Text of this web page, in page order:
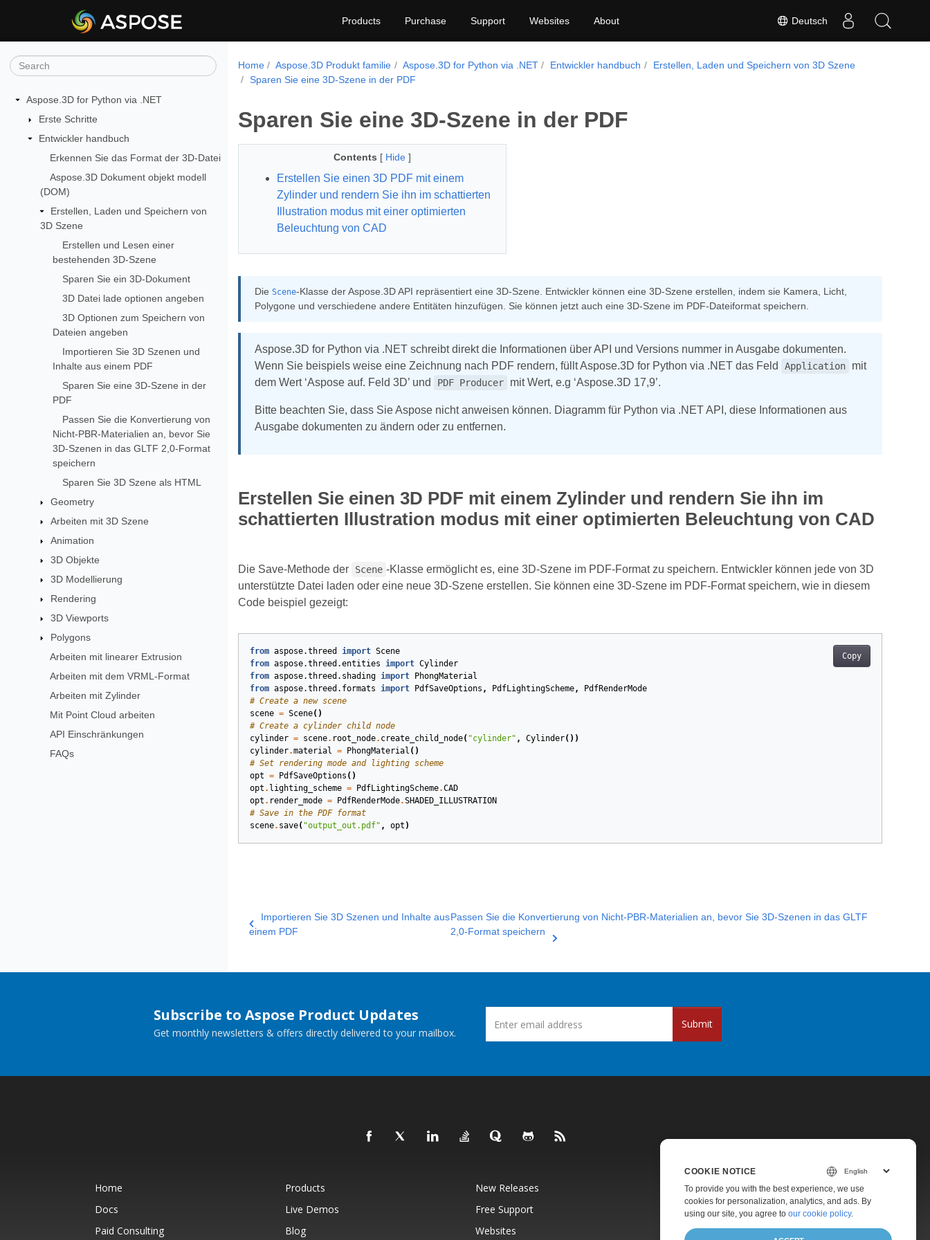
Deutsch
Products Purchase Support Websites About
Aspose.3D for Python via .NET
Erste Schritte
Entwickler handbuch
Erkennen Sie das Format der 3D-Datei
Aspose.3D Dokument objekt modell
(DOM)
Erstellen, Laden und Speichern von
3D Szene
Erstellen und Lesen einer
bestehenden 3D-Szene
Sparen Sie ein 3D-Dokument
3D Datei lade optionen angeben
3D Optionen zum Speichern von
Dateien angeben
Importieren Sie 3D Szenen und
Inhalte aus einem PDF
Sparen Sie eine 3D-Szene in der
PDF
Passen Sie die Konvertierung von
Nicht-PBR-Materialien an, bevor Sie
3D-Szenen in das GLTF 2,0-Format
speichern
Sparen Sie 3D Szene als HTML
Geometry
Arbeiten mit 3D Szene
Animation
3D Objekte
3D Modellierung
Rendering
3D Viewports
Polygons
Arbeiten mit linearer Extrusion
Arbeiten mit dem VRML-Format
Arbeiten mit Zylinder
Mit Point Cloud arbeiten
API Einschränkungen
FAQs
Home Aspose.3D Produkt familie Aspose.3D for Python via .NET Entwickler handbuch
Erstellen, Laden und Speichern von 3D Szene
Sparen Sie eine 3D-Szene in der PDF
Sparen Sie eine 3D-Szene in der PDF
Contents [ Hide ]
Erstellen Sie einen 3D PDF mit einem
Zylinder und rendern Sie ihn im schattierten
Illustration modus mit einer optimierten
Beleuchtung von CAD
Die Scene-Klasse der Aspose.3D API repräsentiert eine 3D-Szene. Entwickler können eine 3D-Szene erstellen, indem sie Kamera, Licht,
Polygone und verschiedene andere Entitäten hinzufügen. Sie können jetzt auch eine 3D-Szene im PDF-Dateiformat speichern.
Aspose.3D for Python via .NET schreibt direkt die Informationen über API und Versions nummer in Ausgabe dokumenten.
Wenn Sie beispiels weise eine Zeichnung nach PDF rendern, füllt Aspose.3D for Python via .NET das Feld
Application
mit
dem Wert ‘Aspose auf. Feld 3D’ und
PDF Producer mit Wert, e.g ‘Aspose.3D 17,9’.
Bitte beachten Sie, dass Sie Aspose nicht anweisen können. Diagramm für Python via .NET API, diese Informationen aus
Ausgabe dokumenten zu ändern oder zu entfernen.
Erstellen Sie einen 3D PDF mit einem Zylinder und rendern Sie ihn im
schattierten Illustration modus mit einer optimierten Beleuchtung von CAD
Die Save-Methode der Scene -Klasse ermöglicht es, eine 3D-Szene im PDF-Format zu speichern. Entwickler können jede von 3D
unterstützte Datei laden oder eine neue 3D-Szene erstellen. Sie können eine 3D-Szene im PDF-Format speichern, wie in diesem
Code beispiel gezeigt:
Copy
from aspose.threed import Scene
from aspose.threed.entities import Cylinder
from aspose.threed.shading import
PhongMaterial
from aspose.threed.formats import PdfSaveOptions , PdfLightingScheme,
PdfRenderMode
# Create a new scene
scene = Scene()
# Create a cylinder child node
cylinder = scene. root_node. create_child_node( "cylinder" , Cylinder())
cylinder.material = PhongMaterial ()
# Set rendering mode and lighting scheme
opt = PdfSaveOptions ()
opt . lighting_scheme = PdfLightingScheme.CAD
opt . render_mode = PdfRenderMode.SHADED_ILLUSTRATION
# Save in the PDF format
scene. save( "output_out.pdf" , opt )
Importieren Sie 3D Szenen und Inhalte aus
einem PDF
Passen Sie die Konvertierung von Nicht-PBR-Materialien an, bevor Sie 3D-Szenen in das GLTF
2,0-Format speichern
Subscribe to Aspose Product Updates
Get monthly newsletters & offers directly delivered to your mailbox.
Submit
Home Products New Releases
Pricing
Docs
Live Demos Free Support
Paid Support
Paid Consulting
Blog Websites About
COOKIE NOTICE
To provide you with the best experience, we use
cookies for personalization, analytics, and ads. By
using our site, you agree to our cookie policy.